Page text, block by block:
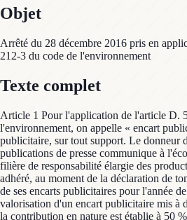
Objet
Arrêté du 28 décembre 2016 pris en
212-3 du code de l'environnement
Texte complet
Article 1 Pour l'application de l'article D.
l'environnement, on appelle « encart
publicitaire, sur tout support. Le donneur
publications de presse communique à
filière de responsabilité élargie des
adhéré, au moment de la déclaration de
de ses encarts publicitaires pour l'année
valorisation d'un encart publicitaire mis à
la contribution en nature est établie à 50